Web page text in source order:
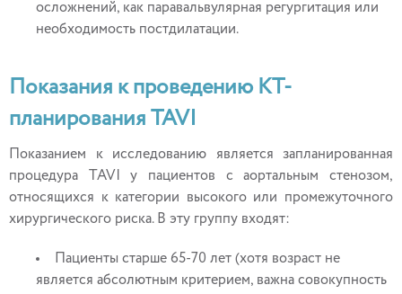
осложнений, как паравальвулярная регургитация или
необходимость постдилатации.
Показания к проведению КТ-
планирования TAVI
Показанием к исследованию является запланированная
процедура TAVI у пациентов с аортальным стенозом,
относящихся к категории высокого или промежуточного
хирургического риска. В эту группу входят:
Пациенты старше 65-70 лет (хотя возраст не
является абсолютным критерием, важна совокупность